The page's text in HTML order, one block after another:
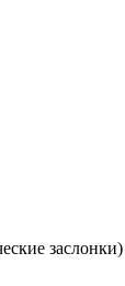
заслонки)